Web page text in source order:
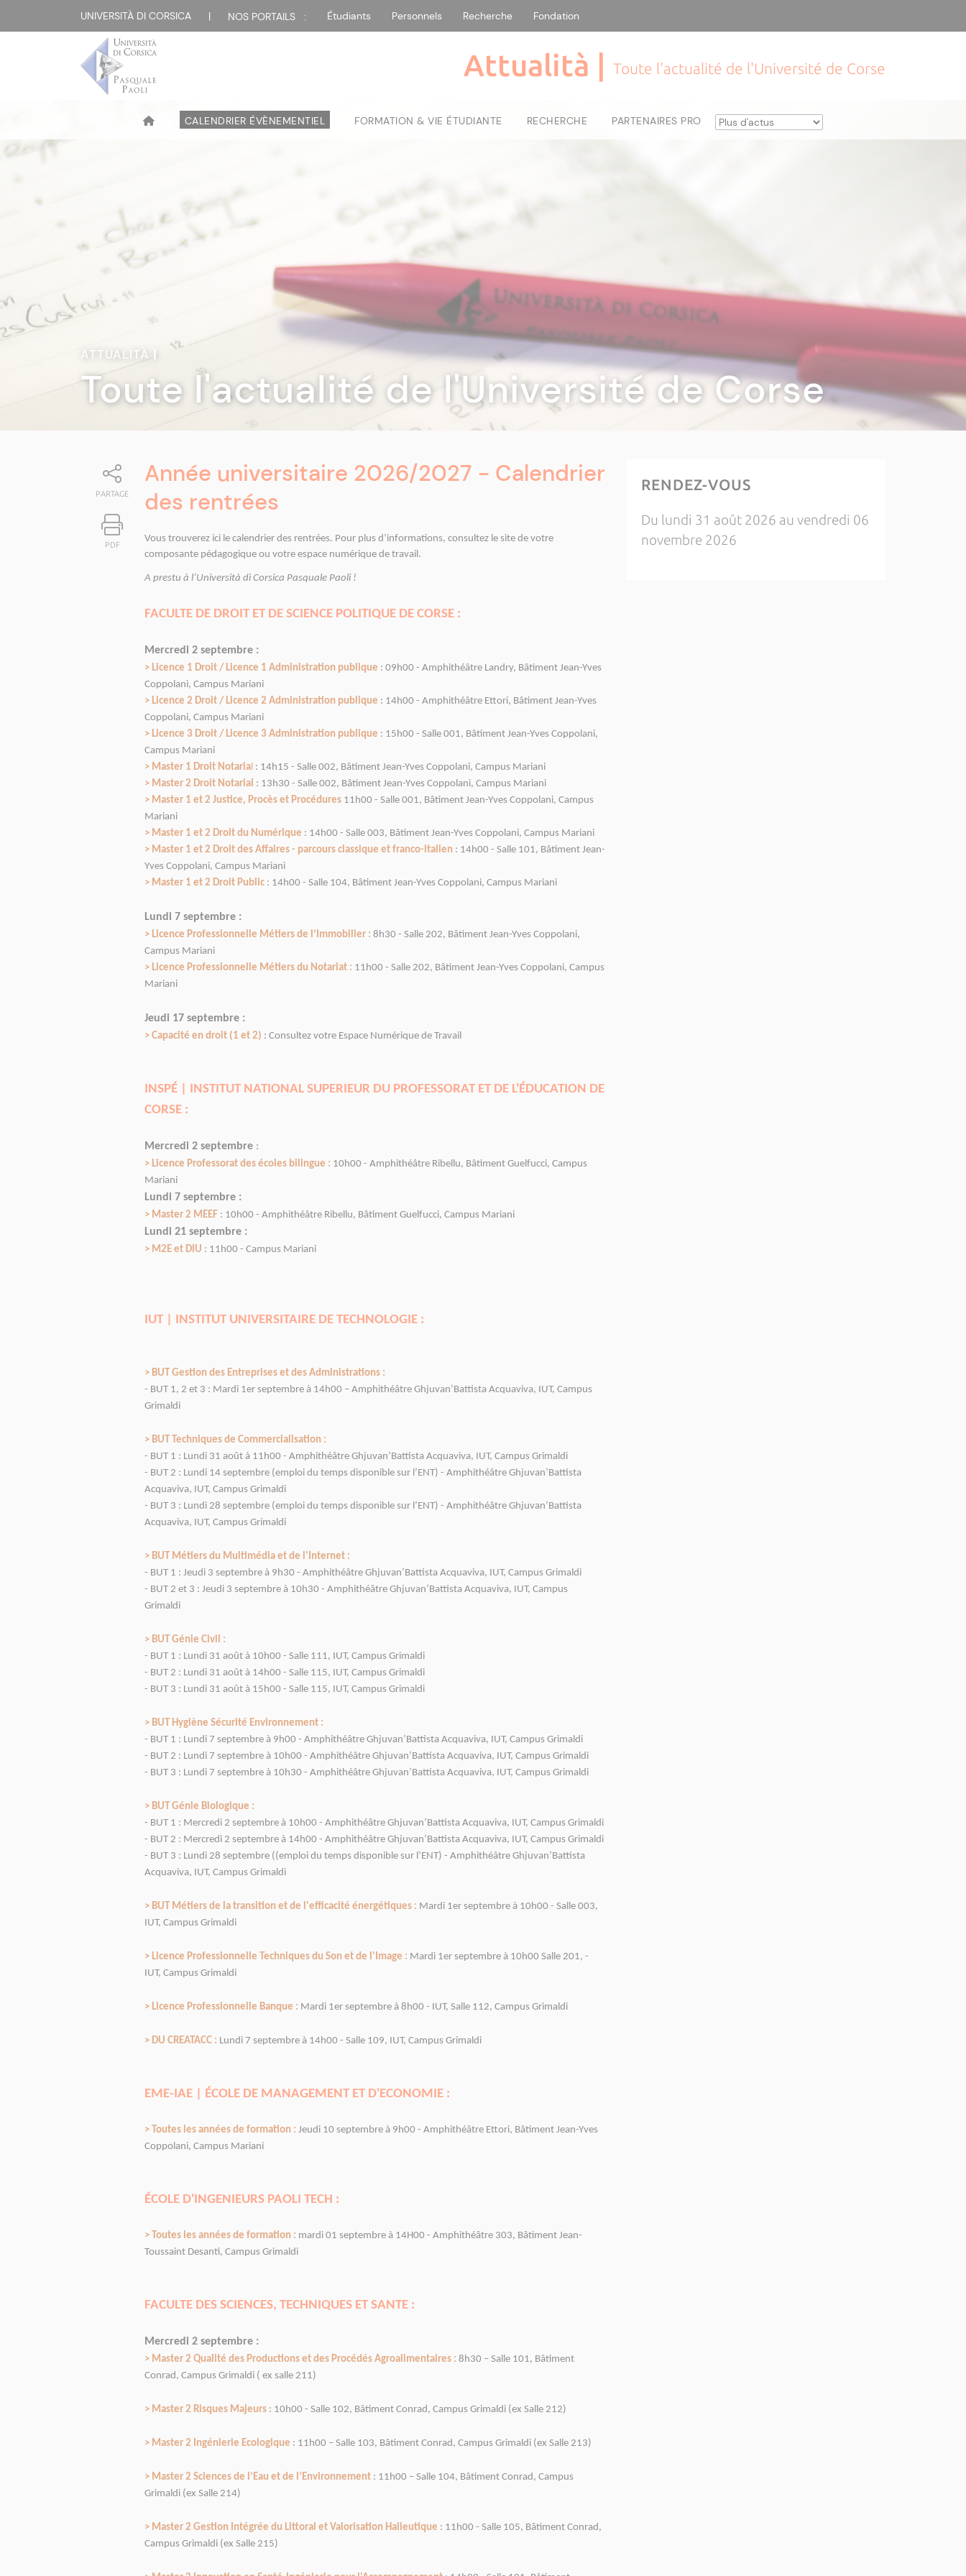
UNIVERSITÀ DI CORSICA | NOS PORTAILS : Étudiants Personnels Recherche Fondation
Attualità | Toute l'actualité de l'Université de Corse
CALENDRIER ÉVÈNEMENTIEL FORMATION & VIE ÉTUDIANTE RECHERCHE PARTENAIRES PRO
ATTUALITÀ|
Toute l'actualité de l'Université de Corse
PARTAGE
PDF
Année universitaire 2026/2027 - Calendrier
des rentrées
Vous trouverez ici le calendrier des rentrées. Pour plus d’informations, consultez le site de votre
composante pédagogique ou votre espace numérique de travail.
A prestu à l’Università di Corsica Pasquale Paoli !
FACULTE DE DROIT ET DE SCIENCE POLITIQUE DE CORSE :
Mercredi 2 septembre :
> Licence 1 Droit / Licence 1 Administration publique : 09h00 - Amphithéâtre Landry, Bâtiment Jean-Yves
Coppolani, Campus Mariani
> Licence 2 Droit / Licence 2 Administration publique : 14h00 - Amphithéâtre Ettori, Bâtiment Jean-Yves
Coppolani, Campus Mariani
> Licence 3 Droit / Licence 3 Administration publique : 15h00 - Salle 001, Bâtiment Jean-Yves Coppolani,
Campus Mariani
> Master 1 Droit Notarial : 14h15 - Salle 002, Bâtiment Jean-Yves Coppolani, Campus Mariani
> Master 2 Droit Notarial : 13h30 - Salle 002, Bâtiment Jean-Yves Coppolani, Campus Mariani
> Master 1 et 2 Justice, Procès et Procédures 11h00 - Salle 001, Bâtiment Jean-Yves Coppolani, Campus
Mariani
> Master 1 et 2 Droit du Numérique : 14h00 - Salle 003, Bâtiment Jean-Yves Coppolani, Campus Mariani
> Master 1 et 2 Droit des Affaires - parcours classique et franco-italien: 14h00 - Salle 101, Bâtiment Jean-
Yves Coppolani, Campus Mariani
> Master 1 et 2 Droit Public : 14h00 - Salle 104, Bâtiment Jean-Yves Coppolani, Campus Mariani
Lundi 7 septembre :
> Licence Professionnelle Métiers de l’Immobilier : 8h30 - Salle 202, Bâtiment Jean-Yves Coppolani,
Campus Mariani
> Licence Professionnelle Métiers du Notariat : 11h00 - Salle 202, Bâtiment Jean-Yves Coppolani, Campus
Mariani
Jeudi 17 septembre :
> Capacité en droit (1 et 2) : Consultez votre Espace Numérique de Travail
INSPÉ | INSTITUT NATIONAL SUPERIEUR DU PROFESSORAT ET DE L'ÉDUCATION DE
CORSE :
Mercredi 2 septembre:
> Licence Professorat des écoles bilingue : 10h00 - Amphithéâtre Ribellu, Bâtiment Guelfucci, Campus
Mariani
Lundi 7 septembre :
> Master 2 MEEF : 10h00 - Amphithéâtre Ribellu, Bâtiment Guelfucci, Campus Mariani
Lundi 21 septembre :
> M2E et DIU : 11h00 - Campus Mariani
IUT | INSTITUT UNIVERSITAIRE DE TECHNOLOGIE :
> BUT Gestion des Entreprises et des Administrations :
- BUT 1, 2 et 3 : Mardi 1er septembre à 14h00 – Amphithéâtre Ghjuvan’Battista Acquaviva, IUT, Campus
Grimaldi
> BUT Techniques de Commercialisation :
- BUT 1 : Lundi 31 août à 11h00 - Amphithéâtre Ghjuvan’Battista Acquaviva, IUT, Campus Grimaldi
- BUT 2 : Lundi 14 septembre (emploi du temps disponible sur l’ENT) - Amphithéâtre Ghjuvan’Battista
Acquaviva, IUT, Campus Grimaldi
- BUT 3 : Lundi 28 septembre (emploi du temps disponible sur l’ENT) - Amphithéâtre Ghjuvan’Battista
Acquaviva, IUT, Campus Grimaldi
> BUT Métiers du Multimédia et de l'Internet :
- BUT 1 : Jeudi 3 septembre à 9h30 - Amphithéâtre Ghjuvan’Battista Acquaviva, IUT, Campus Grimaldi
- BUT 2 et 3 : Jeudi 3 septembre à 10h30 - Amphithéâtre Ghjuvan’Battista Acquaviva, IUT, Campus
Grimaldi
> BUT Génie Civil :
- BUT 1 : Lundi 31 août à 10h00 - Salle 111, IUT, Campus Grimaldi
- BUT 2 : Lundi 31 août à 14h00 - Salle 115, IUT, Campus Grimaldi
- BUT 3 : Lundi 31 août à 15h00 - Salle 115, IUT, Campus Grimaldi
> BUT Hygiène Sécurité Environnement :
- BUT 1 : Lundi 7 septembre à 9h00 - Amphithéâtre Ghjuvan’Battista Acquaviva, IUT, Campus Grimaldi
- BUT 2 : Lundi 7 septembre à 10h00 - Amphithéâtre Ghjuvan’Battista Acquaviva, IUT, Campus Grimaldi
- BUT 3 : Lundi 7 septembre à 10h30 - Amphithéâtre Ghjuvan’Battista Acquaviva, IUT, Campus Grimaldi
> BUT Génie Biologique :
- BUT 1 : Mercredi 2 septembre à 10h00 - Amphithéâtre Ghjuvan’Battista Acquaviva, IUT, Campus Grimaldi
- BUT 2 : Mercredi 2 septembre à 14h00 - Amphithéâtre Ghjuvan’Battista Acquaviva, IUT, Campus Grimaldi
- BUT 3 : Lundi 28 septembre ((emploi du temps disponible sur l’ENT) - Amphithéâtre Ghjuvan’Battista
Acquaviva, IUT, Campus Grimaldi
> BUT Métiers de la transition et de l'efficacité énergétiques : Mardi 1er septembre à 10h00 - Salle 003,
IUT, Campus Grimaldi
> Licence Professionnelle Techniques du Son et de l'Image : Mardi 1er septembre à 10h00 Salle 201, -
IUT, Campus Grimaldi
> Licence Professionnelle Banque : Mardi 1er septembre à 8h00 - IUT, Salle 112, Campus Grimaldi
> DU CREATACC : Lundi 7 septembre à 14h00 - Salle 109, IUT, Campus Grimaldi
EME-IAE | ÉCOLE DE MANAGEMENT ET D'ECONOMIE :
> Toutes les années de formation : Jeudi 10 septembre à 9h00 - Amphithéâtre Ettori, Bâtiment Jean-Yves
Coppolani, Campus Mariani
ÉCOLE D'INGENIEURS PAOLI TECH :
> Toutes les années de formation : mardi 01 septembre à 14H00 - Amphithéâtre 303, Bâtiment Jean-
Toussaint Desanti, Campus Grimaldi
FACULTE DES SCIENCES, TECHNIQUES ET SANTE :
Mercredi 2 septembre :
> Master 2 Qualité des Productions et des Procédés Agroalimentaires : 8h30 – Salle 101, Bâtiment
Conrad, Campus Grimaldi ( ex salle 211)
> Master 2 Risques Majeurs: 10h00 - Salle 102, Bâtiment Conrad, Campus Grimaldi (ex Salle 212)
> Master 2 Ingénierie Ecologique : 11h00 – Salle 103, Bâtiment Conrad, Campus Grimaldi (ex Salle 213)
> Master 2 Sciences de l’Eau et de l’Environnement: 11h00 – Salle 104, Bâtiment Conrad, Campus
Grimaldi (ex Salle 214)
> Master 2 Gestion Intégrée du Littoral et Valorisation Halieutique : 11h00 - Salle 105, Bâtiment Conrad,
Campus Grimaldi (ex Salle 215)
RENDEZ-VOUS
Du lundi 31 août 2026 au vendredi 06
novembre 2026